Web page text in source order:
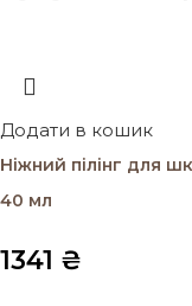
Додати в кошик
Ніжний пілінг для
40 мл
1341 ₴